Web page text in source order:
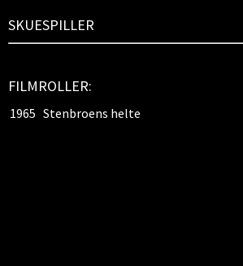
SKUESPILLER
FILMROLLER:
1965 Stenbroens helte